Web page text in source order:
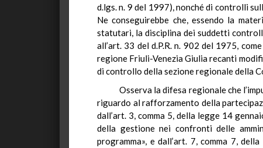
d.lgs. n. 9 del 1997), nonché di controlli
Ne conseguirebbe che, essendo la
statutari, la disciplina dei suddetti
all’art. 33 del d.P.R. n. 902 del 1975,
regione Friuli-Venezia Giulia recanti
di controllo della sezione regionale della
Osserva la difesa regionale che
riguardo al rafforzamento della
dall’art. 3, comma 5, della legge 14
della gestione nei confronti delle
programma», e dall’art. 7, comma 7,